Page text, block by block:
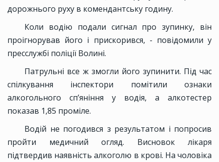
дорожнього руху в комендантську годину.
Коли водію подали сигнал про зупинку, він
проігнорував його і прискорився, - повідомили у
пресслужбі поліції Волині.
Патрульні все ж змогли його зупинити. Під час
спілкування інспектори помітили ознаки
алкогольного сп’яніння у водія, а алкотестер
показав 1,85 проміле.
Водій не погодився з результатом і попросив
пройти медичний огляд. Висновок лікаря
підтвердив наявність алкоголю в крові. На чоловіка